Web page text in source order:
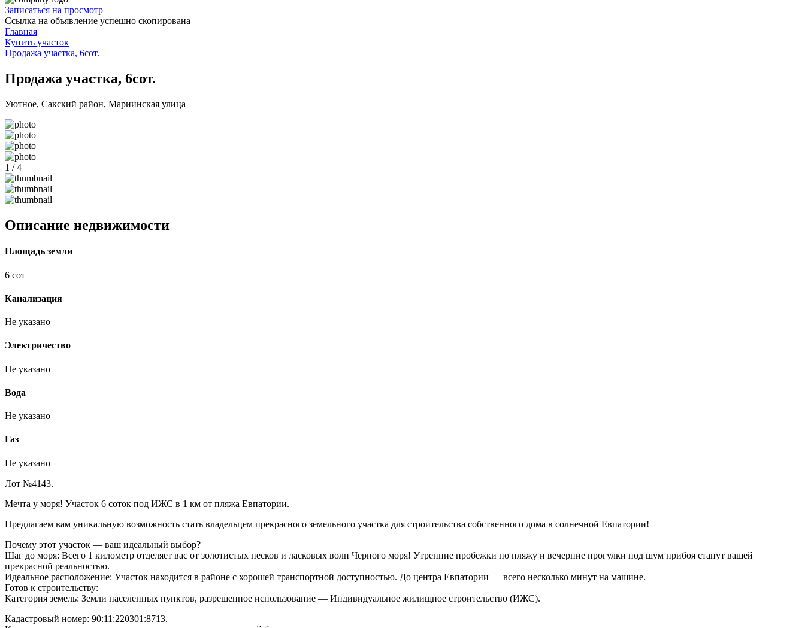
Записаться на просмотр
Ссылка на объявление успешно скопирована
Главная
Купить участок
Продажа участка, 6сот.
Продажа участка, 6сот.
Уютное, Сакский район, Мариинская улица
1 / 4
Описание недвижимости
Площадь земли
6 сот
Канализация
Не указано
Электричество
Не указано
Вода
Не указано
Газ
Не указано
Лот №4143.
Мечта у моря! Участок 6 соток под ИЖС в 1 км от пляжа Евпатории.
Предлагаем вам уникальную возможность стать владельцем прекрасного земельного участка для строительства собственного дома в солнечной Евпатории!
Почему этот участок — ваш идеальный выбор?
Шаг до моря: Всего 1 километр отделяет вас от золотистых песков и ласковых волн Черного моря! Утренние пробежки по пляжу и вечерние прогулки под шум прибоя станут вашей
прекрасной реальностью.
Идеальное расположение: Участок находится в районе с хорошей транспортной доступностью. До центра Евпатории — всего несколько минут на машине.
Готов к строительству:
Категория земель: Земли населенных пунктов, разрешенное использование — Индивидуальное жилищное строительство (ИЖС).
Кадастровый номер: 90:11:220301:8713.